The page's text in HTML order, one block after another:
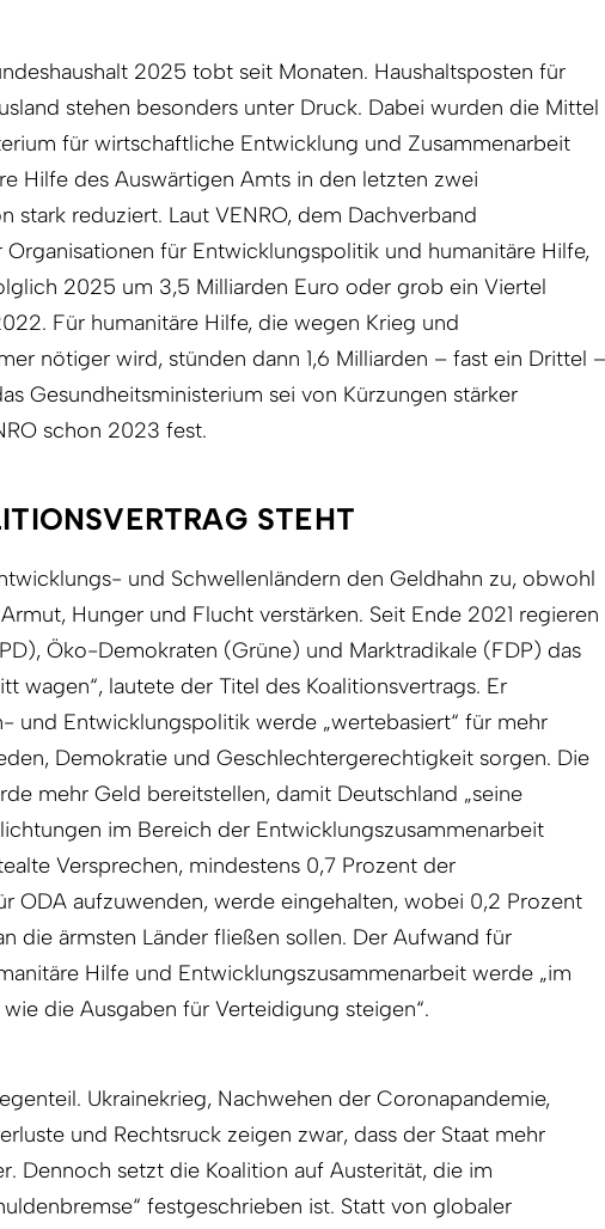
2025 tobt seit Monaten. Haushaltsposten für
stehen besonders unter Druck. Dabei wurden die Mittel
für wirtschaftliche Entwicklung und Zusammenarbeit
Hilfe des Auswärtigen Amts in den letzten zwei
stark reduziert. Laut VENRO, dem Dachverband
Organisationen für Entwicklungspolitik und humanitäre Hilfe,
2025 um 3,5 Milliarden Euro oder grob ein Viertel
Für humanitäre Hilfe, die wegen Krieg und
nötiger wird, stünden dann 1,6 Milliarden – fast ein Drittel –
Gesundheitsministerium sei von Kürzungen stärker
schon 2023 fest.
STEHT
und Schwellenländern den Geldhahn zu, obwohl
Hunger und Flucht verstärken. Seit Ende 2021 regieren
Öko-Demokraten (Grüne) und Marktradikale (FDP) das
wagen“, lautete der Titel des Koalitionsvertrags. Er
und Entwicklungspolitik werde „wertebasiert“ für mehr
Demokratie und Geschlechtergerechtigkeit sorgen. Die
mehr Geld bereitstellen, damit Deutschland „seine
im Bereich der Entwicklungszusammenarbeit
Versprechen, mindestens 0,7 Prozent der
ODA aufzuwenden, werde eingehalten, wobei 0,2 Prozent
die ärmsten Länder fließen sollen. Der Aufwand für
Hilfe und Entwicklungszusammen­arbeit werde „im
die Ausgaben für Verteidigung steigen“.
Ukraine­krieg, Nachwehen der Coronapandemie,
und Rechtsruck zeigen zwar, dass der Staat mehr
Dennoch setzt die Koalition auf Austerität, die im
festgeschrieben ist. Statt von globaler